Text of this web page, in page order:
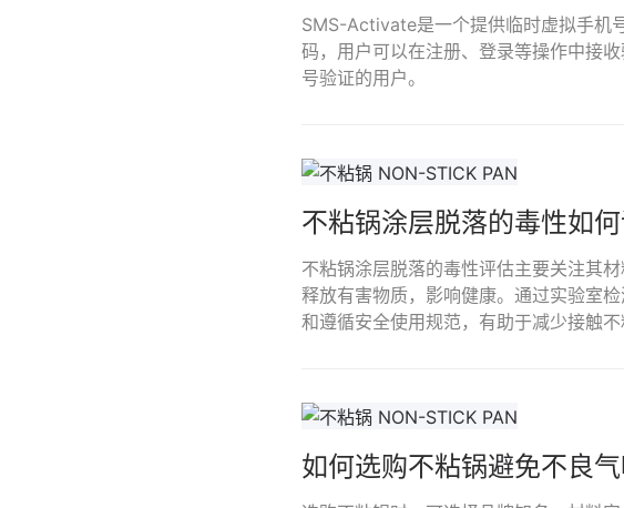
SMS-Activate是一个提供临时虚拟手机
码，用户可以在注册、登录等操作中接
号验证的用户。
不粘锅涂层脱落的毒性如
不粘锅涂层脱落的毒性评估主要关注其
释放有害物质，影响健康。通过实验室
和遵循安全使用规范，有助于减少接触
如何选购不粘锅避免不良